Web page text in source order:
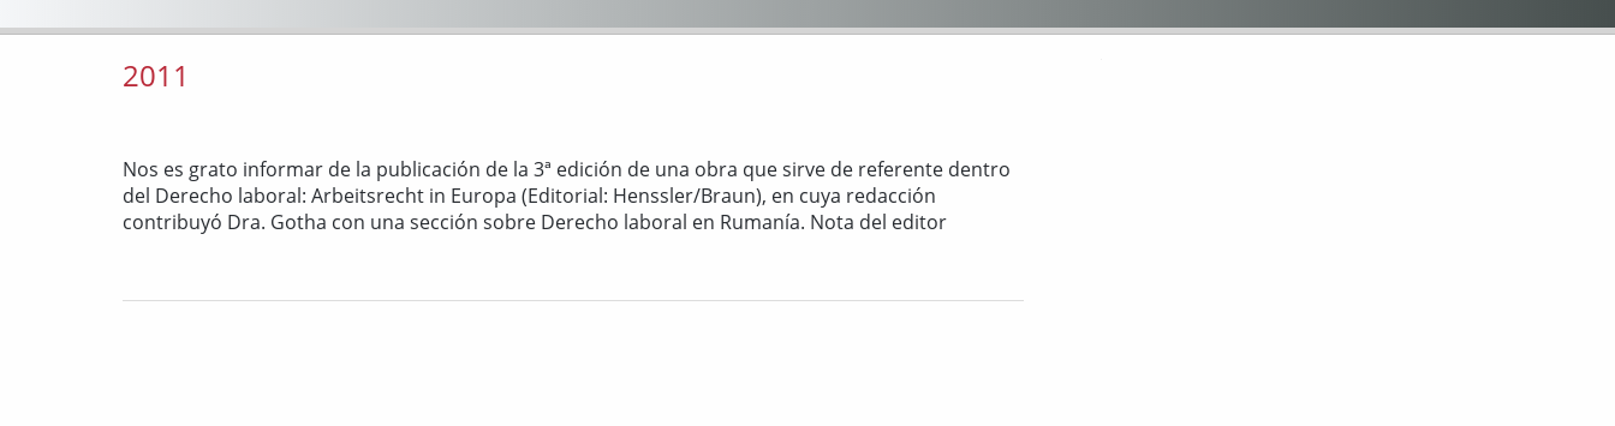
2011
Nos es grato informar de la publicación de la 3ª edición de una obra que sirve de referente dentro
del Derecho laboral: Arbeitsrecht in Europa (Editorial: Henssler/Braun), en cuya redacción
contribuyó Dra. Gotha con una sección sobre Derecho laboral en Rumanía. Nota del editor